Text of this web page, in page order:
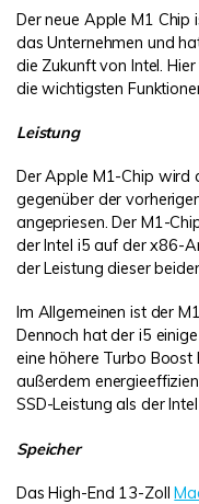
Der neue Apple M1 Chip
das Unternehmen und
die Zukunft von Intel.
die wichtigsten
Leistung
Der Apple M1-Chip wird
gegenüber der
angepriesen. Der M1-
der Intel i5 auf der x86-
der Leistung dieser
Im Allgemeinen ist der
Dennoch hat der i5
eine höhere Turbo Boost
außerdem
SSD-Leistung als der
Speicher
Das High-End 13-Zoll